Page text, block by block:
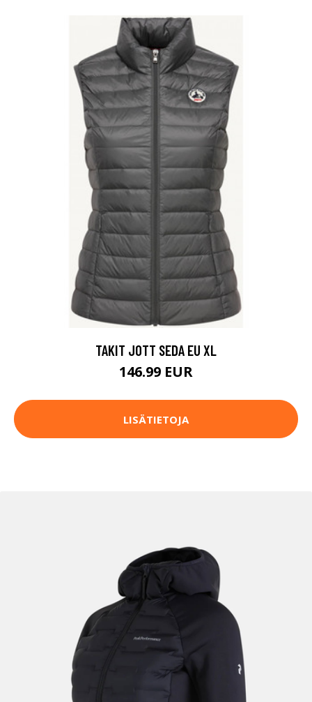
TAKIT JOTT SEDA EU XL
146.99 EUR
LISÄTIETOJA